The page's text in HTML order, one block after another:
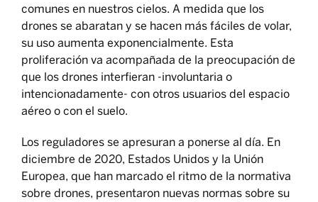
comunes en nuestros cielos. A medida que los
drones se abaratan y se hacen más fáciles de volar,
su uso aumenta exponencialmente. Esta
proliferación va acompañada de la preocupación de
que los drones interfieran -involuntaria o
intencionadamente- con otros usuarios del espacio
aéreo o con el suelo.
Los reguladores se apresuran a ponerse al día. En
diciembre de 2020, Estados Unidos y la Unión
Europea, que han marcado el ritmo de la normativa
sobre drones, presentaron nuevas normas sobre su